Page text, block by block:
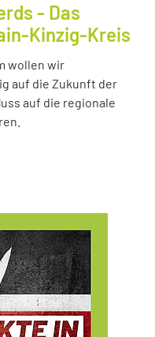
- Das
Kinzig-Kreis
wollen wir
auf die Zukunft der
auf die regionale